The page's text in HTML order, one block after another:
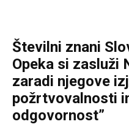
Številni znani
Opeka si zasluži
zaradi njegove
požrtvovalnosti
odgovornost”